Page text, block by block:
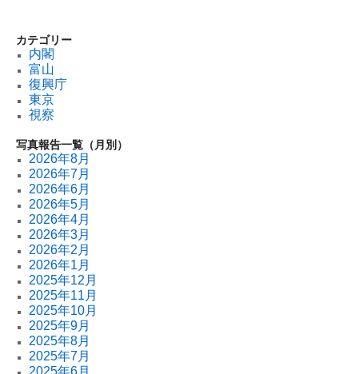
カテゴリー
内閣
富山
復興庁
東京
視察
写真報告一覧（月別）
2026年8月
2026年7月
2026年6月
2026年5月
2026年4月
2026年3月
2026年2月
2026年1月
2025年12月
2025年11月
2025年10月
2025年9月
2025年8月
2025年7月
2025年6月